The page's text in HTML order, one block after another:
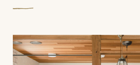
コンセプト
家づくりの流れ
施
暮らしのブック
リ
ちょうどいい平屋暮らし